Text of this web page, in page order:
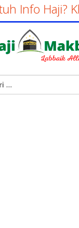
Info Haji?